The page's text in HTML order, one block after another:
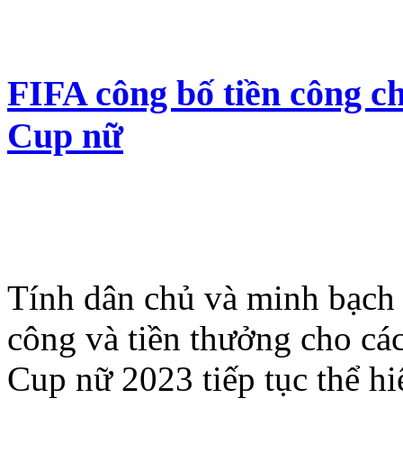
FIFA công bố tiền công
Cup nữ
Tính dân chủ và minh
công và tiền thưởng cho
Cup nữ 2023 tiếp tục thể